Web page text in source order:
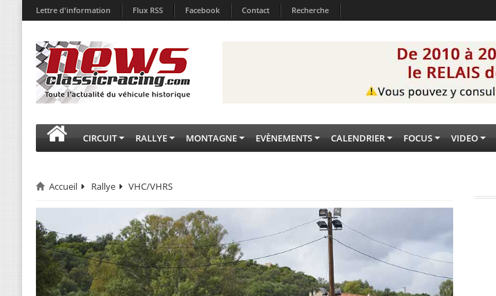
Lettre d'information Flux RSS Facebook Contact Recherche
CIRCUIT RALLYE MONTAGNE EVÈNEMENTS CALENDRIER FOCUS VIDEO
Accueil Rallye VHC/VHRS